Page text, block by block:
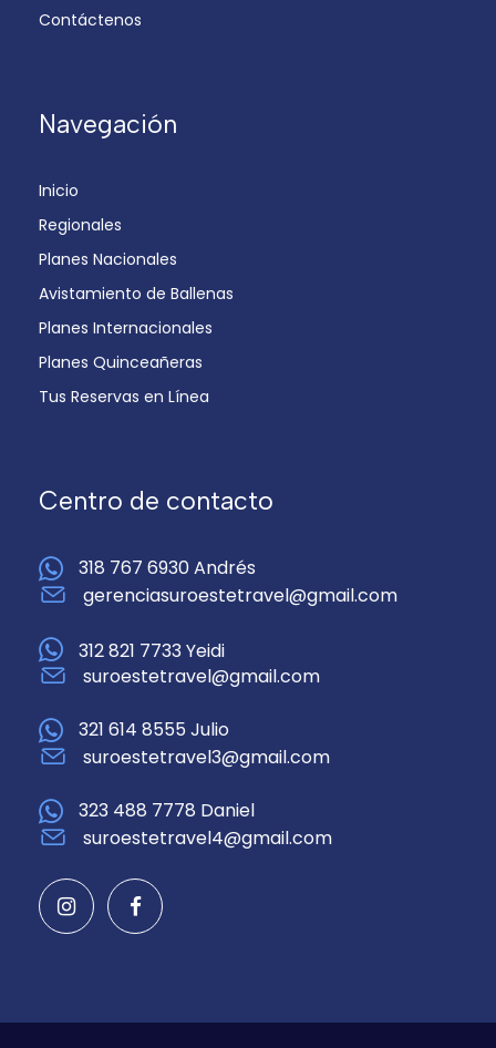
Contáctenos
Navegación
Inicio
Regionales
Planes Nacionales
Avistamiento de Ballenas
Planes Internacionales
Planes Quinceañeras
Tus Reservas en Línea
Centro de contacto
318 767 6930 Andrés
gerenciasuroestetravel@gmail.com
312 821 7733 Yeidi
suroestetravel@gmail.com
321 614 8555 Julio
suroestetravel3@gmail.com
323 488 7778 Daniel
suroestetravel4@gmail.com